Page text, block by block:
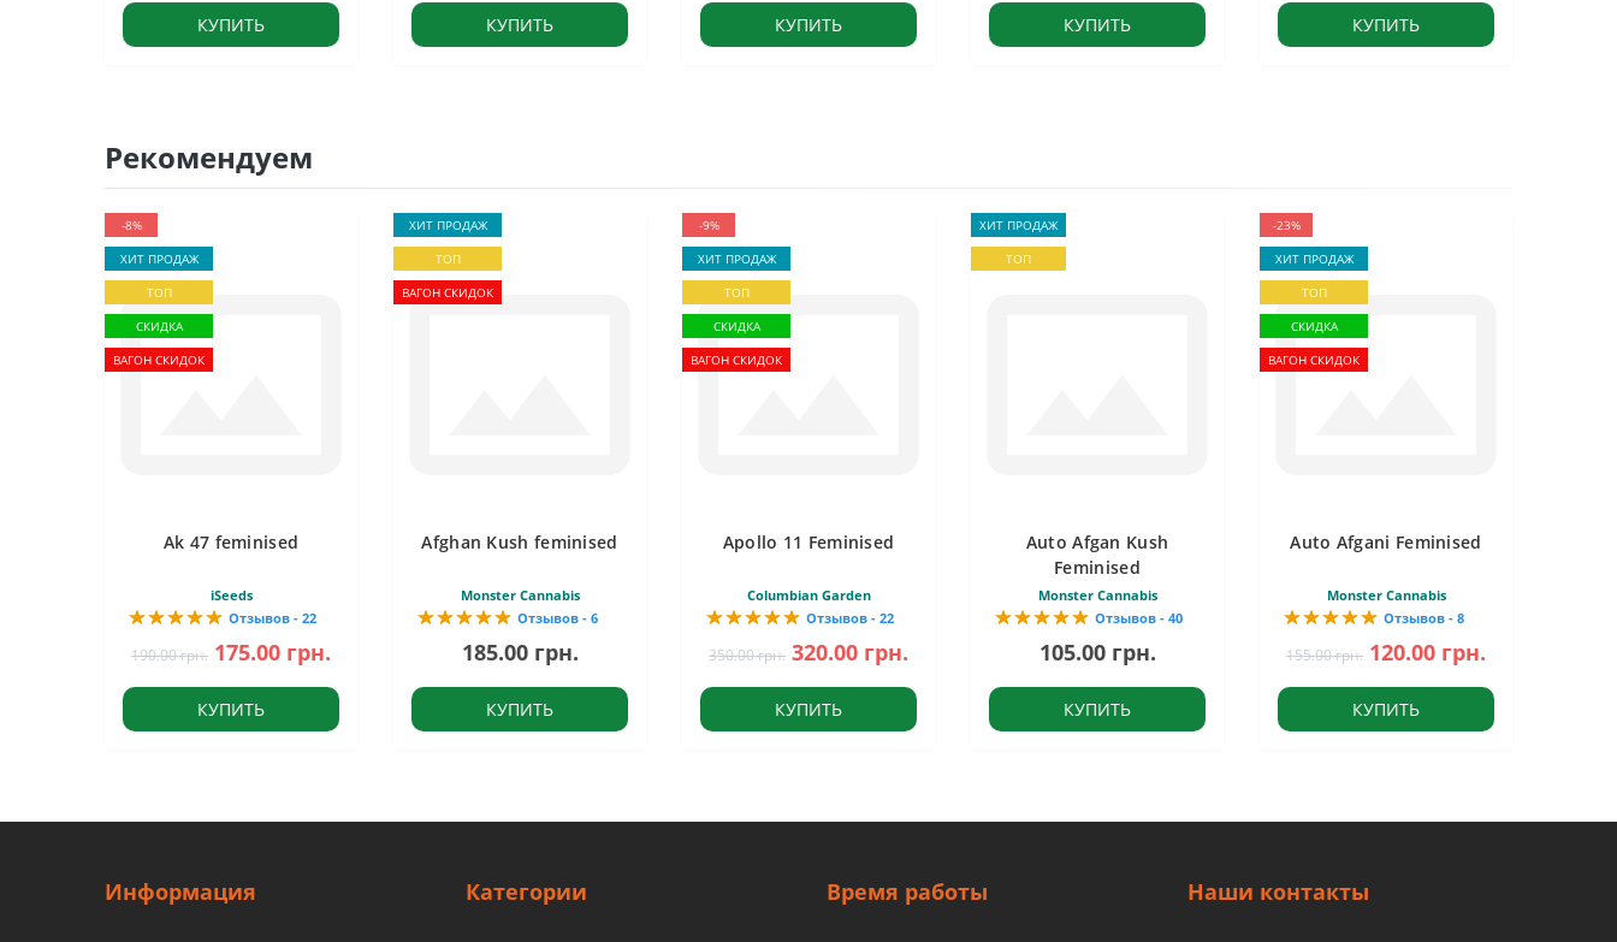
КУПИТЬ КУПИТЬ КУПИТЬ КУПИТЬ КУПИТЬ
Рекомендуем
-8%
ХИТ ПРОДАЖ
ТОП
СКИДКА
ВАГОН СКИДОК
Ak 47 feminised
iSeeds
Отзывов - 22
190.00 грн. 175.00 грн.
КУПИТЬ
ХИТ ПРОДАЖ
ТОП
ВАГОН СКИДОК
Afghan Kush feminised
Monster Cannabis
Отзывов - 6
185.00 грн.
КУПИТЬ
-9%
ХИТ ПРОДАЖ
ТОП
СКИДКА
ВАГОН СКИДОК
Apollo 11 Feminised
Columbian Garden
Отзывов - 22
350.00 грн. 320.00 грн.
КУПИТЬ
ХИТ ПРОДАЖ
ТОП
Auto Afgan Kush
Feminised
Monster Cannabis
Отзывов - 40
105.00 грн.
КУПИТЬ
-23%
ХИТ ПРОДАЖ
ТОП
СКИДКА
ВАГОН СКИДОК
Auto Afgani Feminised
Monster Cannabis
Отзывов - 8
155.00 грн. 120.00 грн.
КУПИТЬ
Информация Категории Время работы Наши контакты